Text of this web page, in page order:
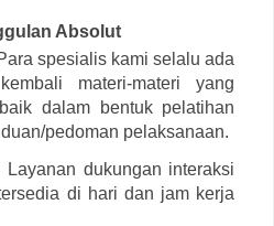
Absolut
spesialis kami selalu ada
materi-materi yang
dalam bentuk pelatihan
pedoman pelaksanaan.
dukungan interaksi
di hari dan jam kerja